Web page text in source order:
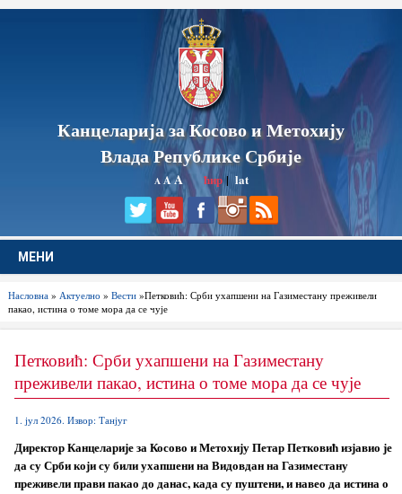
Канцеларија за Косово и Метохију
Влада Републике Србије
A AA ћир|lat
МЕНИ
Насловна» Актуелно » Вести»Петковић: Срби ухапшени на Газиместану преживели
пакао, истина о томе мора да се чује
Петковић: Срби ухапшени на Газиместану
преживели пакао, истина о томе мора да се чује
1. јул 2026. Извор: Танјуг
Директор Канцеларије за Косово и Метохију Петар Петковић изјавио је
да су Срби који су били ухапшени на Видовдан на Газиместану
преживели прави пакао до данас, када су пуштени, и навео да истина о